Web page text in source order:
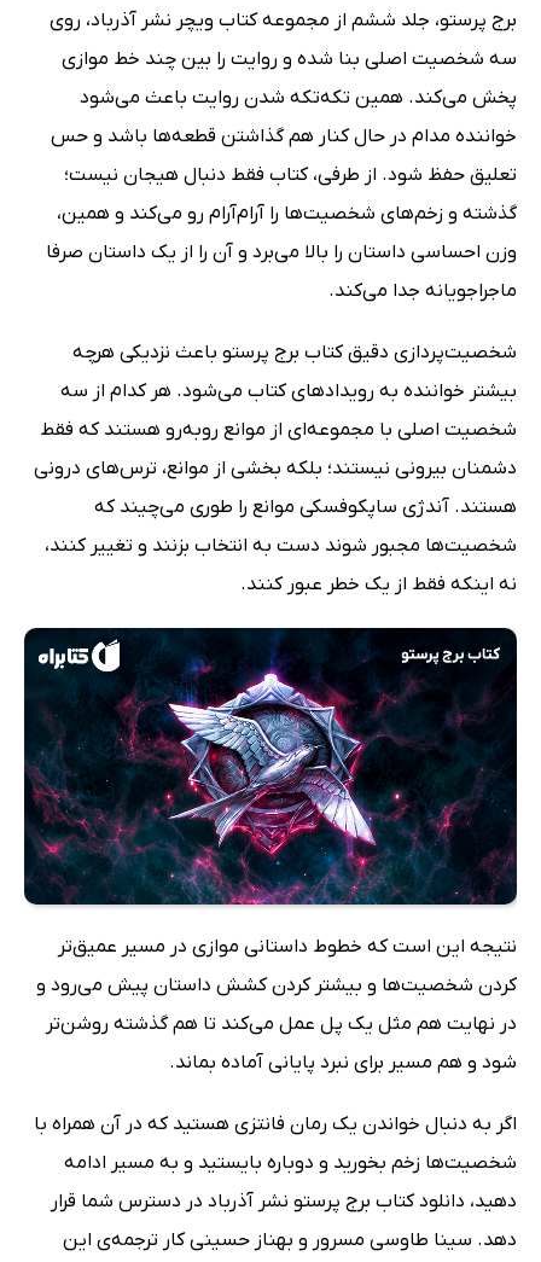
برج پرستو، جلد ششم از مجموعه کتاب ویچر نشر آذرباد، روی
سه شخصیت اصلی بنا شده و روایت را بین چند خط موازی
پخش می‌کند. همین تکه‌تکه شدن روایت باعث می‌شود
خواننده مدام در حال کنار هم گذاشتن قطعه‌ها باشد و حس
تعلیق حفظ شود. از طرفی، کتاب فقط دنبال هیجان نیست؛
گذشته و زخم‌های شخصیت‌ها را آرام‌آرام رو می‌کند و همین،
وزن احساسی داستان را بالا می‌برد و آن را از یک داستان صرفا
ماجراجویانه جدا می‌کند.
شخصیت‌پردازی دقیق کتاب برج پرستو باعث نزدیکی هرچه
بیشتر خواننده به رویدادهای کتاب می‌شود. هر کدام از سه
شخصیت اصلی با مجموعه‌ای از موانع روبه‌رو هستند که فقط
دشمنان بیرونی نیستند؛ بلکه بخشی از موانع، ترس‌های درونی
هستند. آندژی ساپکوفسکی موانع را طوری می‌چیند که
شخصیت‌ها مجبور شوند دست به انتخاب بزنند و تغییر کنند،
نه اینکه فقط از یک خطر عبور کنند.
نتیجه این است که خطوط داستانی موازی در مسیر عمیق‌تر
کردن شخصیت‌ها و بیشتر کردن کشش داستان پیش می‌رود و
در نهایت هم مثل یک پل عمل می‌کند تا هم گذشته روشن‌تر
شود و هم مسیر برای نبرد پایانی آماده بماند.
اگر به دنبال خواندن یک رمان فانتزی هستید که در آن همراه با
شخصیت‌ها زخم بخورید و دوباره بایستید و به مسیر ادامه
دهید، دانلود کتاب برج پرستو نشر آذرباد در دسترس شما قرار
دهد. سینا طاوسی مسرور و بهناز حسینی کار ترجمه‌ی این